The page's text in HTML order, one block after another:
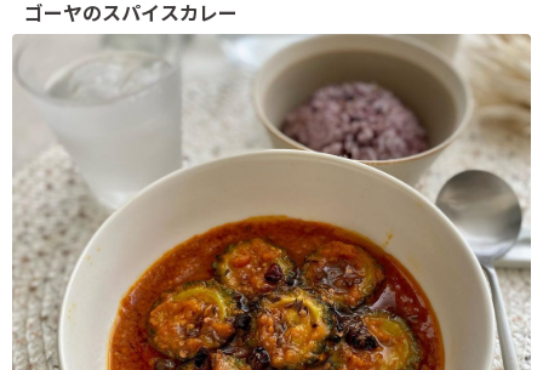
ゴーヤのスパイスカレー